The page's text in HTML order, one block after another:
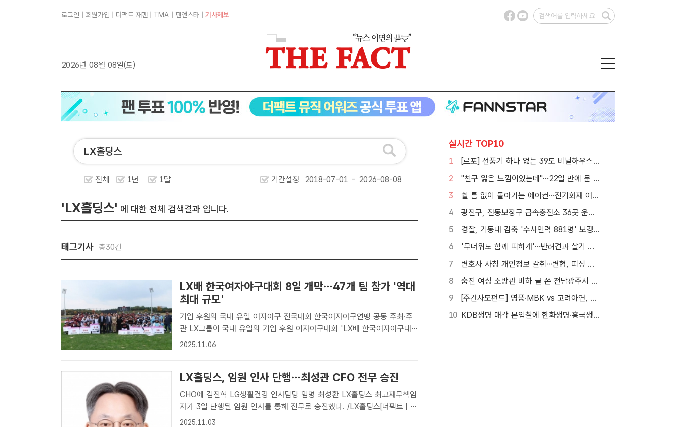
로그인 회원가입 더팩트 재팬 TMA 팬앤스타 기사제보
2026년 08월 08일(토)
전체 1년 1달 기간설정 -
'LX홀딩스' 에 대한 전체 검색결과 입니다.
태그기사 총30건
LX배 한국여자야구대회 8일 개막…47개 팀 참가 '역대
최대 규모'
기업 후원의 국내 유일 여자야구 전국대회 한국여자야구연맹 공동 주최·주
관 LX그룹이 국내 유일의 기업 후원 여자야구대회 'LX배 한국여자야구대
회'를 개최한다. /LX그룹[더팩트 | 김태환 기자] LX그룹은 국내 유일의 기업
2025.11.06
LX홀딩스, 임원 인사 단행…최성관 CFO 전무 승진
CHO에 김진혁 LG생활건강 인사담당 임명 최성환 LX홀딩스 최고재무책임
자가 3일 단행된 임원 인사를 통해 전무로 승진했다. /LX홀딩스[더팩트ㅣ이
성락 기자] LX홀딩스는 전무 승진 1명, 이사 신규 선임 1명, 외부 영입 1명
2025.11.03
실시간 TOP10
1
[르포] 선풍기 하나 없는 39도 비닐하우스…이주노동자의 '악몽같은 폭염'
2
"친구 잃은 느낌이었는데"…22일 만에 문 연 홈플러스 가보니[TF현장]
3
쉴 틈 없이 돌아가는 에어컨…전기화재 여름철에 몰린다
4
광진구, 전동보장구 급속충전소 36곳 운영…수리비도 지원
5
경찰, 기동대 감축 '수사인력 881명' 보강…9월 초까지 상피제 시행
6
'무더위도 함께 피하개'…반려견과 살기 좋은 자치구는 어디
7
변호사 사칭 개인정보 갈취…변협, 피싱 사이트 31곳 차단
8
숨진 여성 소방관 비하 글 쓴 전남광주시 공무원 입건
9
[주간사모펀드] 영풍·MBK vs 고려아연, 美 제련소 이름 두고 고발전
10
KDB생명 매각 본입찰에 한화생명·흥국생명·한투금융 등 3개사 참여